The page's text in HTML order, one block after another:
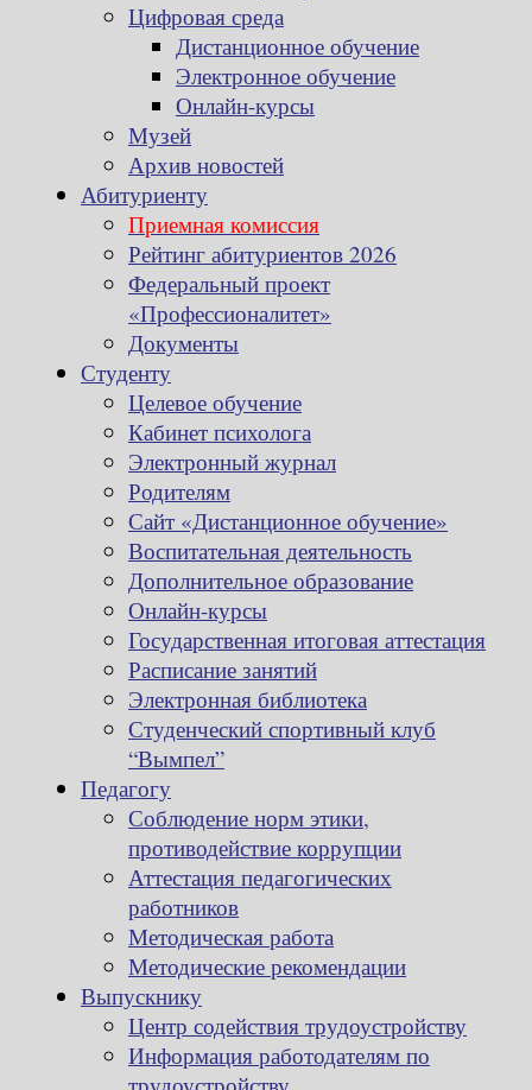
Цифровая среда
Дистанционное обучение
Электронное обучение
Онлайн-курсы
Музей
Архив новостей
Абитуриенту
Приемная комиссия
Рейтинг абитуриентов 2026
Федеральный проект
«Профессионалитет»
Документы
Студенту
Целевое обучение
Кабинет психолога
Электронный журнал
Родителям
Сайт «Дистанционное обучение»
Воспитательная деятельность
Дополнительное образование
Онлайн-курсы
Государственная итоговая аттестация
Расписание занятий
Электронная библиотека
Студенческий спортивный клуб
“Вымпел”
Педагогу
Соблюдение норм этики,
противодействие коррупции
Аттестация педагогических
работников
Методическая работа
Методические рекомендации
Выпускнику
Центр содействия трудоустройству
Информация работодателям по